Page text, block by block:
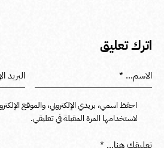
اترك تعليق
احفظ اسمي، بريدي الإلكتروني، والموقع
لاستخدامها المرة المقبلة في تعليقي.